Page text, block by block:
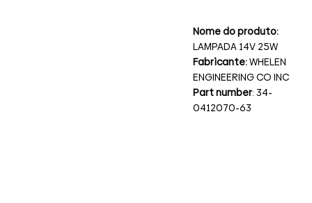
Nome do produto:
LAMPADA 14V 25W
Fabricante:WHELEN
ENGINEERING CO INC
Part number: 34-
0412070-63